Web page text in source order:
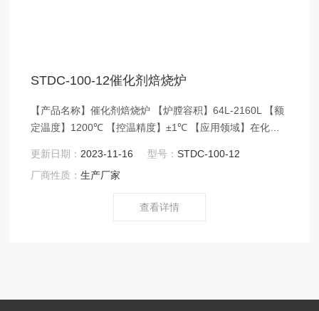
STDC-100-12催化剂焙烧炉
【产品名称】催化剂焙烧炉 【炉膛容积】64L-2160L 【额
定温度】1200℃ 【控温精度】±1℃ 【应用领域】在化学
变化学平衡，且本身的质量和化学性质在化学反
应前后都没有发生改变的物质叫催化剂（固体催化剂也叫
剂，如化工、石化、生
更新日期： 2023-11-16 型号：STDC-100-12
厂商性质：生产厂家
查看详情